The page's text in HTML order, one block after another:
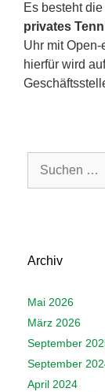
Es besteht
privates
Uhr mit
hierfür wird
nach:
Archiv
Mai 2026
März 2026
September
September
April 2024